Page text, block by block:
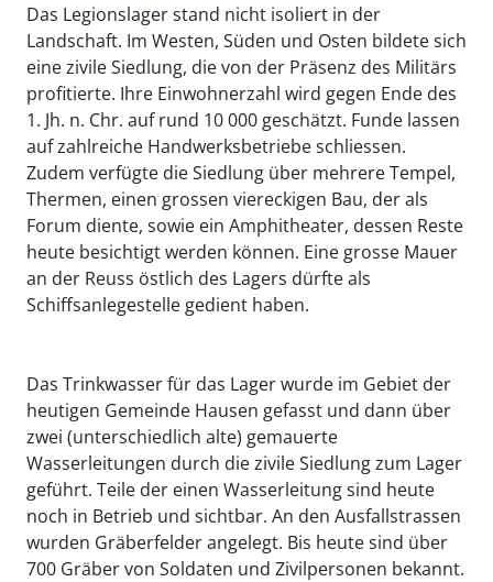
Das Legionslager stand nicht isoliert in der
Landschaft. Im Westen, Süden und Osten bildete sich
eine zivile Siedlung, die von der Präsenz des Militärs
profitierte. Ihre Einwohnerzahl wird gegen Ende des
1. Jh. n. Chr. auf rund 10 000 geschätzt. Funde lassen
auf zahlreiche Handwerksbetriebe schliessen.
Zudem verfügte die Siedlung über mehrere Tempel,
Thermen, einen grossen viereckigen Bau, der als
Forum diente, sowie ein Amphitheater, dessen Reste
heute besichtigt werden können. Eine grosse Mauer
an der Reuss östlich des Lagers dürfte als
Schiffsanlegestelle gedient haben.
Das Trinkwasser für das Lager wurde im Gebiet der
heutigen Gemeinde Hausen gefasst und dann über
zwei (unterschiedlich alte) gemauerte
Wasserleitungen durch die zivile Siedlung zum Lager
geführt. Teile der einen Wasserleitung sind heute
noch in Betrieb und sichtbar. An den Ausfallstrassen
wurden Gräberfelder angelegt. Bis heute sind über
700 Gräber von Soldaten und Zivilpersonen bekannt.